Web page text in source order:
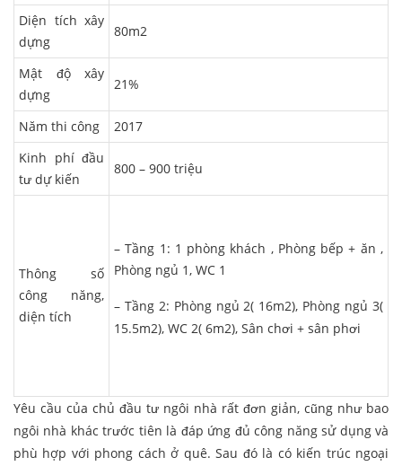
Diện tích xây
dựng
80m2
Mật độ xây
dựng
21%
Năm thi công
2017
Kinh phí đầu
tư dự kiến
800 – 900 triệu
Thông số
công năng,
diện tích
– Tầng 1: 1 phòng khách , Phòng bếp + ăn ,
Phòng ngủ 1, WC 1
– Tầng 2: Phòng ngủ 2( 16m2), Phòng ngủ 3(
15.5m2), WC 2( 6m2), Sân chơi + sân phơi
Yêu cầu của chủ đầu tư ngôi nhà rất đơn giản, cũng như bao
ngôi nhà khác trước tiên là đáp ứng đủ công năng sử dụng và
phù hợp với phong cách ở quê. Sau đó là có kiến trúc ngoại